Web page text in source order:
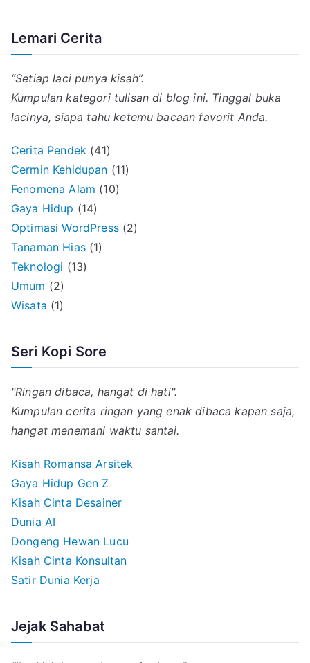
Lemari Cerita
“Setiap laci punya kisah”.
Kumpulan kategori tulisan di blog ini. Tinggal buka
lacinya, siapa tahu ketemu bacaan favorit Anda.
Cerita Pendek (41)
Cermin Kehidupan (11)
Fenomena Alam (10)
Gaya Hidup (14)
Optimasi WordPress(2)
Tanaman Hias(1)
Teknologi (13)
Umum (2)
Wisata (1)
Seri Kopi Sore
"Ringan dibaca, hangat di hati".
Kumpulan cerita ringan yang enak dibaca kapan saja,
hangat menemani waktu santai.
Kisah Romansa Arsitek
Gaya Hidup Gen Z
Kisah Cinta Desainer
Dunia AI
Dongeng Hewan Lucu
Kisah Cinta Konsultan
Satir Dunia Kerja
Jejak Sahabat